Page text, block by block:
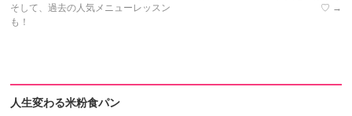
そして、過去の人気メニューレッスン
も！
♡ →
人生変わる米粉食パン